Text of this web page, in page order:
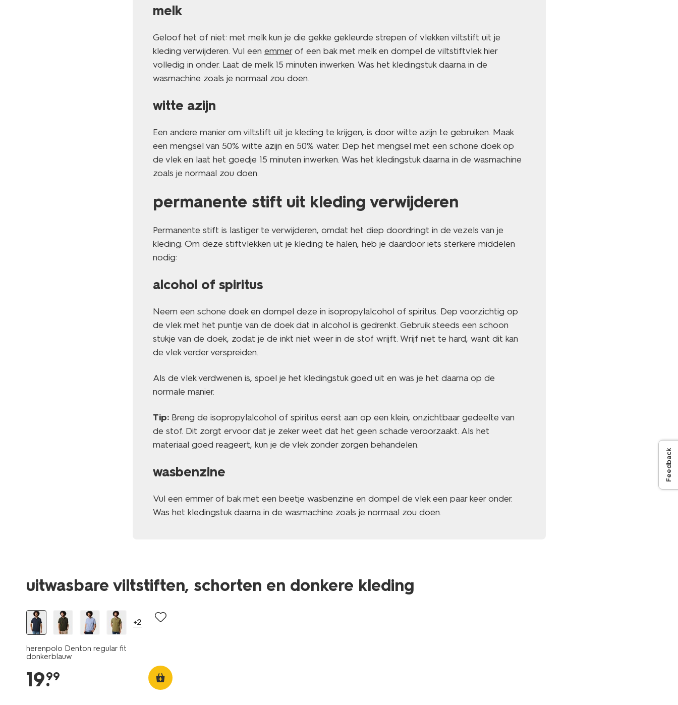
melk
Geloof het of niet: met melk kun je die gekke gekleurde strepen of vlekken viltstift uit je
kleding verwijderen. Vul een emmerof een bak met melk en dompel de viltstiftvlek hier
volledig in onder. Laat de melk 15 minuten inwerken. Was het kledingstuk daarna in de
wasmachine zoals je normaal zou doen.
witte azijn
Een andere manier om viltstift uit je kleding te krijgen, is door witte azijn te gebruiken. Maak
een mengsel van 50% witte azijn en 50% water. Dep het mengsel met een schone doek op
de vlek en laat het goedje 15 minuten inwerken. Was het kledingstuk daarna in de wasmachine
zoals je normaal zou doen.
permanente stift uit kleding verwijderen
Permanente stift is lastiger te verwijderen, omdat het diep doordringt in de vezels van je
kleding. Om deze stiftvlekken uit je kleding te halen, heb je daardoor iets sterkere middelen
nodig:
alcohol of spiritus
Neem een schone doek en dompel deze in isopropylalcohol of spiritus. Dep voorzichtig op
de vlek met het puntje van de doek dat in alcohol is gedrenkt. Gebruik steeds een schoon
stukje van de doek, zodat je de inkt niet weer in de stof wrijft. Wrijf niet te hard, want dit kan
de vlek verder verspreiden.
Als de vlek verdwenen is, spoel je het kledingstuk goed uit en was je het daarna op de
normale manier.
Tip:Breng de isopropylalcohol of spiritus eerst aan op een klein, onzichtbaar gedeelte van
de stof. Dit zorgt ervoor dat je zeker weet dat het geen schade veroorzaakt. Als het
materiaal goed reageert, kun je de vlek zonder zorgen behandelen.
wasbenzine
Vul een emmer of bak met een beetje wasbenzine en dompel de vlek een paar keer onder.
Was het kledingstuk daarna in de wasmachine zoals je normaal zou doen.
uitwasbare viltstiften, schorten en donkere kleding
essential
+2
herenpolo Denton regular fit
donkerblauw
19.
99
Feedback